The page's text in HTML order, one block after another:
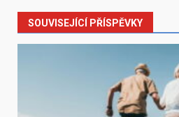
SOUVISEJÍCÍ PŘÍSPĚVKY